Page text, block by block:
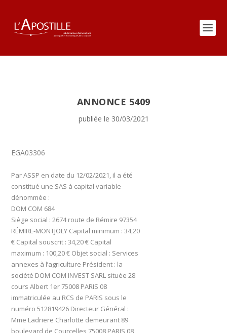
ANNONCE 5409
publiée le 30/03/2021
EGA03306
Par ASSP en date du 12/02/2021, il a été
constitué une SAS à capital variable
dénommée :
DOM COM 684
Siège social : 2674 route de Rémire 97354
RÉMIRE-MONTJOLY Capital minimum : 34,20
€ Capital souscrit : 34,20 € Capital
maximum : 100,20 € Objet social : Services
annexes à l’agriculture Président : la
société DOM COM INVEST SARL située 28
cours Albert 1er 75008 PARIS 08
immatriculée au RCS de PARIS sous le
numéro 512819426 Directeur Général :
Mme Ladriere Charlotte demeurant 89
boulevard de Courcelles 75008 PARIS 08